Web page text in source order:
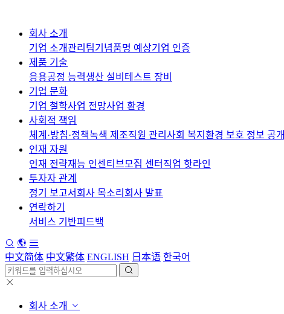
회사 소개
기업 소개관리팀기념품명 예상기업 인증
제품 기술
응용공정 능력생산 설비 테스트 장비
기업 문화
기업 철학사업 전망사업 환경
사회적 책임
체계·방침·정책녹색 제조직원 관리 사회 복지 환경 보호 정보 공개
인재 자원
인재 전략재능 인센티브 모집 센터 직업 핫라인
투자자 관계
정기 보고서 회사 목소리 회사 발표
연락하기
서비스 기반피드백
中文简体 中文繁体 ENGLISH 日本语 한국어
회사 소개